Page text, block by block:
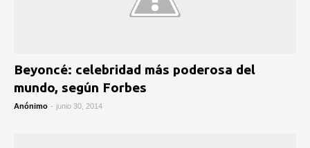
Beyoncé: celebridad más poderosa del
mundo, según Forbes
Anónimo - junio 30, 2014